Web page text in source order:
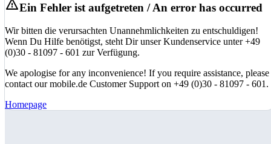
Ein Fehler ist aufgetreten / An error has occurred
Wir bitten die verursachten Unannehmlichkeiten zu entschuldigen!
Wenn Du Hilfe benötigst, steht Dir unser Kundenservice unter +49
(0)30 - 81097 - 601 zur Verfügung.
We apologise for any inconvenience! If you require assistance, please
contact our mobile.de Customer Support on +49 (0)30 - 81097 - 601.
Homepage